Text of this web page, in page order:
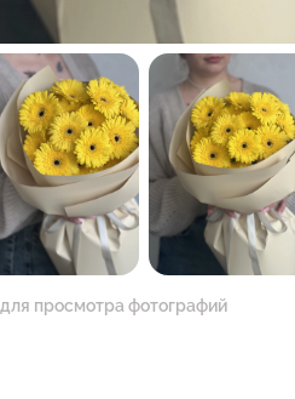
просмотра фотографий